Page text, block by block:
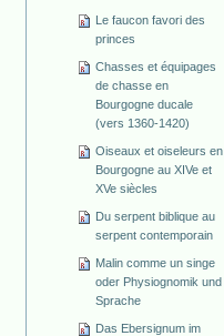
Le faucon favori des
princes
Chasses et équipages
de chasse en
Bourgogne ducale
(vers 1360-1420)
Oiseaux et oiseleurs en
Bourgogne au XIVe et
XVe siècles
Du serpent biblique au
serpent contemporain
Malin comme un singe
oder Physiognomik und
Sprache
Das Ebersignum im